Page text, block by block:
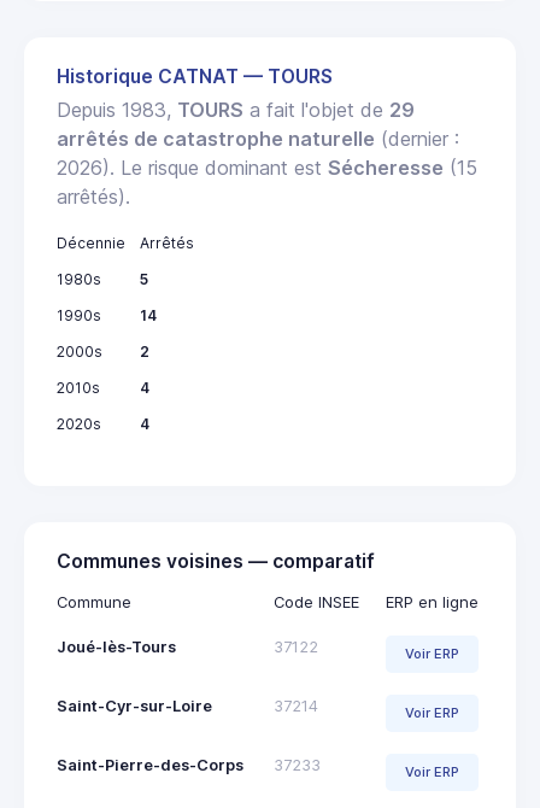
Historique CATNAT — TOURS
Depuis 1983, TOURS a fait l'objet de 29
arrêtés de catastrophe naturelle (dernier :
2026). Le risque dominant est Sécheresse (15
arrêtés).
Décennie
Arrêtés
1980s
5
1990s
14
2000s
2
2010s
4
2020s
4
Communes voisines — comparatif
Commune Code INSEE ERP en ligne
Joué-lès-Tours 37122 Voir ERP
Saint-Cyr-sur-Loire 37214 Voir ERP
Saint-Pierre-des-Corps 37233 Voir ERP